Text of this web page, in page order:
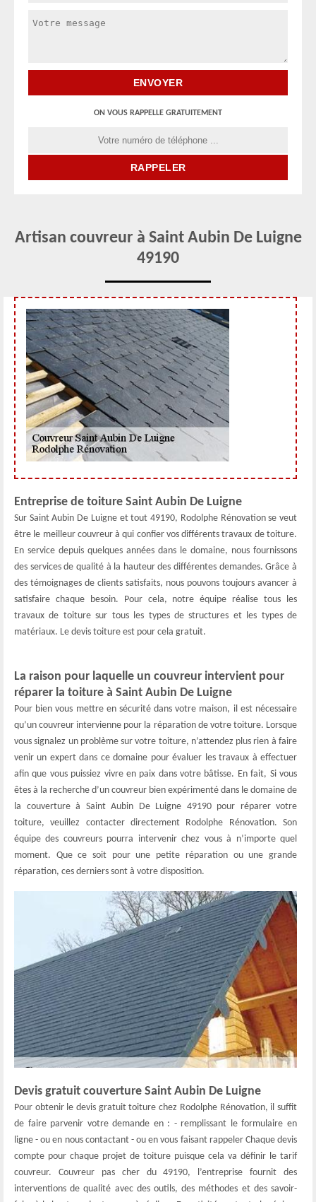
ON VOUS RAPPELLE GRATUITEMENT
Artisan couvreur à Saint Aubin De Luigne
49190
Entreprise de toiture Saint Aubin De Luigne
Sur Saint Aubin De Luigne et tout 49190, Rodolphe Rénovation se veut
être le meilleur couvreur à qui confier vos différents travaux de toiture.
En service depuis quelques années dans le domaine, nous fournissons
des services de qualité à la hauteur des différentes demandes. Grâce à
des témoignages de clients satisfaits, nous pouvons toujours avancer à
satisfaire chaque besoin. Pour cela, notre équipe réalise tous les
travaux de toiture sur tous les types de structures et les types de
matériaux. Le devis toiture est pour cela gratuit.
La raison pour laquelle un couvreur intervient pour
réparer la toiture à Saint Aubin De Luigne
Pour bien vous mettre en sécurité dans votre maison, il est nécessaire
qu’un couvreur intervienne pour la réparation de votre toiture. Lorsque
vous signalez un problème sur votre toiture, n’attendez plus rien à faire
venir un expert dans ce domaine pour évaluer les travaux à effectuer
afin que vous puissiez vivre en paix dans votre bâtisse. En fait, Si vous
êtes à la recherche d’un couvreur bien expérimenté dans le domaine de
la couverture à Saint Aubin De Luigne 49190 pour réparer votre
toiture, veuillez contacter directement Rodolphe Rénovation. Son
équipe des couvreurs pourra intervenir chez vous à n’importe quel
moment. Que ce soit pour une petite réparation ou une grande
réparation, ces derniers sont à votre disposition.
Devis gratuit couverture Saint Aubin De Luigne
Pour obtenir le devis gratuit toiture chez Rodolphe Rénovation, il suffit
de faire parvenir votre demande en : - remplissant le formulaire en
ligne - ou en nous contactant - ou en vous faisant rappeler Chaque devis
compte pour chaque projet de toiture puisque cela va définir le tarif
couvreur. Couvreur pas cher du 49190, l’entreprise fournit des
interventions de qualité avec des outils, des méthodes et des savoir-